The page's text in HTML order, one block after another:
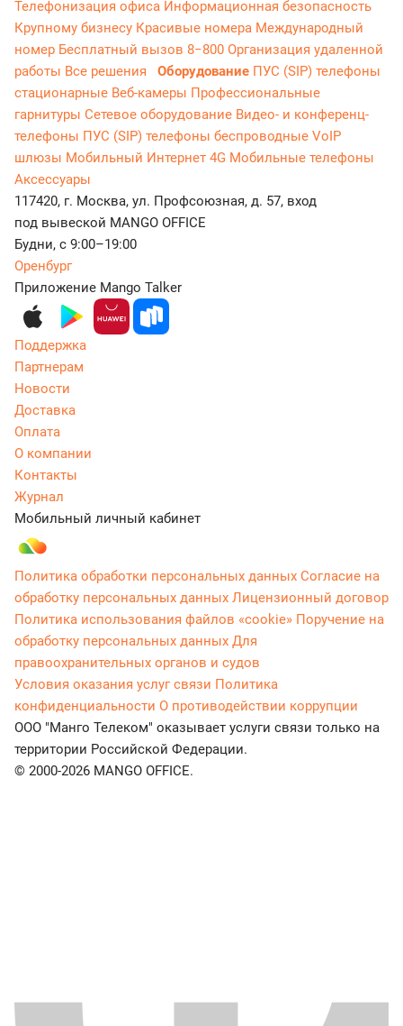
Телефонизация офиса Информационная безопасность
Крупному бизнесу Красивые номера Международный
номер Бесплатный вызов 8−800 Организация удаленной
работы Все решения Оборудование ПУС (SIP) телефоны
стационарные Веб-камеры Профессиональные
гарнитуры Сетевое оборудование Видео- и конференц-
телефоны ПУС (SIP) телефоны беспроводные VoIP
шлюзы Мобильный Интернет 4G Мобильные телефоны
Аксессуары
117420, г. Москва, ул. Профсоюзная, д. 57, вход
под вывеской MANGO OFFICE
Будни, с 9:00–19:00
Оренбург
Приложение Mango Talker
Поддержка
Партнерам
Новости
Доставка
Оплата
О компании
Контакты
Журнал
Мобильный личный кабинет
Политика обработки персональных данных Согласие на
обработку персональных данных Лицензионный договор
Политика использования файлов «cookie» Поручение на
обработку персональных данных Для
правоохранительных органов и судов
Условия оказания услуг связи Политика
конфиденциальности О противодействии коррупции
ООО "Манго Телеком" оказывает услуги связи только на
территории Российской Федерации.
© 2000-2026 MANGO OFFICE.